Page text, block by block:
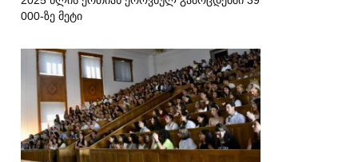
000-ზე მეტი